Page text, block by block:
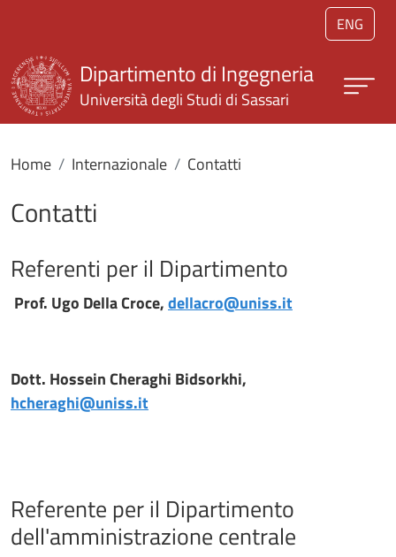
Salta al contenuto principale
ENG
Dipartimento di Ingegneria
Università degli Studi di Sassari
Home Internazionale Contatti
Contatti
Referenti per il Dipartimento
Prof. Ugo Della Croce,dellacro@uniss.it
Dott. Hossein Cheraghi Bidsorkhi,
hcheraghi@uniss.it
Referente per il Dipartimento
dell'amministrazione centrale